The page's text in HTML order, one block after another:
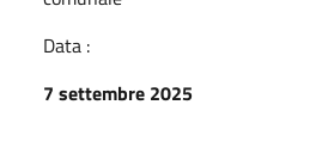
Data :
7 settembre 2025